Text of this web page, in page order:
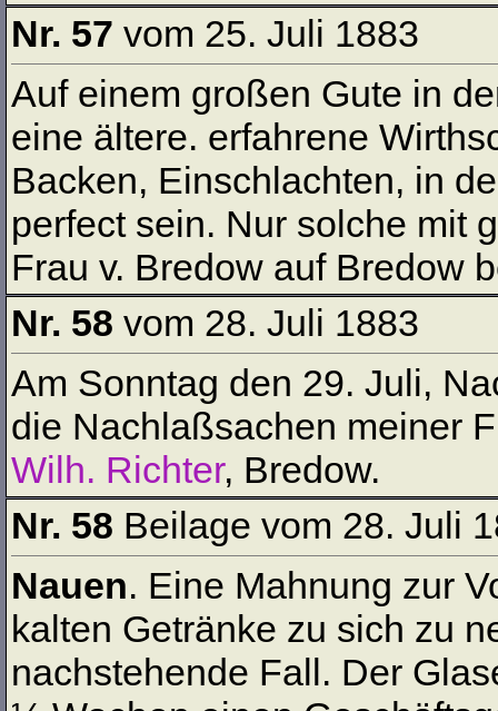
Nr. 57 vom 25. Juli 1883
Auf einem großen Gute in
eine ältere. erfahrene
Backen, Einschlachten, in
perfect sein. Nur solche mit
Frau v. Bredow auf Bredow
Nr. 58 vom 28. Juli 1883
Am Sonntag den 29. Juli,
die Nachlaßsachen meiner
Wilh. Richter, Bredow.
Nr. 58 Beilage vom 28. Juli
Nauen. Eine Mahnung zur
kalten Getränke zu sich zu
nachstehende Fall. Der